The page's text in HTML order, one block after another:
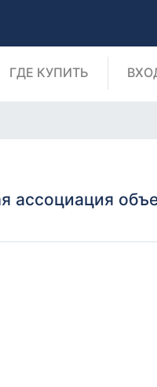
ГДЕ КУПИТЬ
ассоциация